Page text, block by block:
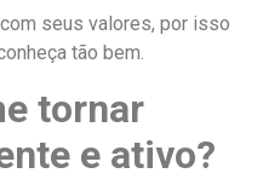
seus valores, por isso
tão bem.
tornar
e ativo?